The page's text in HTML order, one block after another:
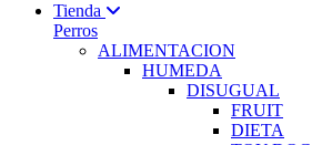
Tienda
Perros
ALIMENTACION
HUMEDA
DISUGUAL
FRUIT
DIETA